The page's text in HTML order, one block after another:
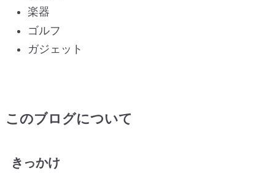
楽器
ゴルフ
ガジェット
このブログについて
きっかけ